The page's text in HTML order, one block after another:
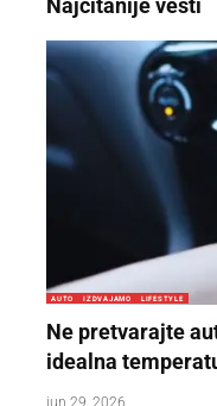
AUTO IZDVAJAMO LIFESTYLE
Ne pretvarajte
idealna
jun 29, 2026